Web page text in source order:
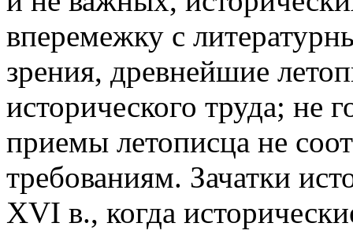
вперемежку с
зрения, древнейшие
исторического труда; не
приемы летописца не
требованиям. Зачатки
XVI в., когда